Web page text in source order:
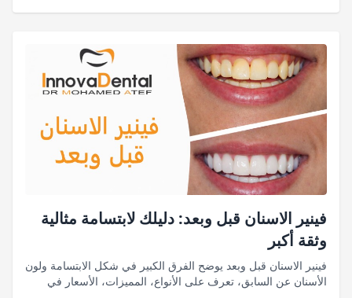
فينير الاسنان قبل وبعد: دليلك لابتسامة مثالية
وثقة أكبر
فينير الاسنان قبل وبعد يوضح الفرق الكبير في شكل الابتسامة ولون
الأسنان عن السابق، تعرف على الأنواع، المميزات، الأسعار في